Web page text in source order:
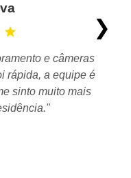
star
e câmeras
rápida, a equipe é
sinto muito mais
❯